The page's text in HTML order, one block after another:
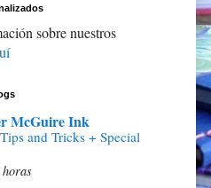
sobre nuestros
McGuire Ink
and Tricks + Special
horas